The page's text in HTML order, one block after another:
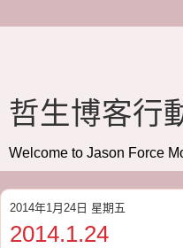
哲生博客行
Welcome to Jason Force
2014年1月24日 星期五
2014.1.24